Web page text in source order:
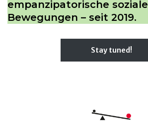
empanzipatorische soziale
Bewegungen – seit 2019.
Stay tuned!